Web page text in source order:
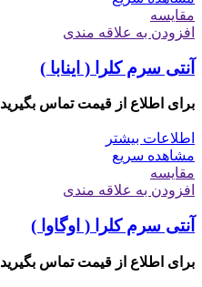
مقایسه
افزودن به علاقه مندی
آنتی سرم کلرا ( اینابا )
برای اطلاع از قیمت تماس بگیرید
اطلاعات بیشتر
مشاهده سریع
مقایسه
افزودن به علاقه مندی
آنتی سرم کلرا ( اوگاوا )
برای اطلاع از قیمت تماس بگیرید